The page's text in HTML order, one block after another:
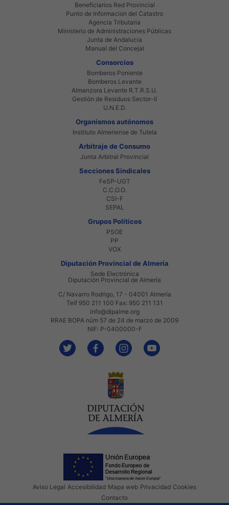
Beneficiarios Red Provincial
Punto de Informacion del Catastro
Agencia Tributaria
Ministerio de Administraciones Públicas
Junta de Andalucia
Manual del Concejal
Consorcios
Bomberos Poniente
Bomberos Levante
Almanzora Levante R.T.R.S.U.
Gestión de Residuos Sector-II
U.N.E.D.
Organismos autónomos
Instituto Almeriense de Tutela
Arbitraje de Consumo
Junta Arbitral Provincial
Secciones Sindicales
FeSP-UGT
C.C.O.O.
CSI-F
SEPAL
Grupos Políticos
PSOE
PP
VOX
Diputación Provincial de Almería
Sede Electrónica
Diputación Provincial de Almería
C/ Navarro Rodrigo, 17 - 04001 Almería
Telf 950 211 100 Fax: 950 211 131
info@dipalme.org
RRAE BOPA núm 57 de 24 de marzo de 2009
NIF: P-0400000-F
Aviso Legal Accesibilidad Mapa web Privacidad Cookies
Contacto